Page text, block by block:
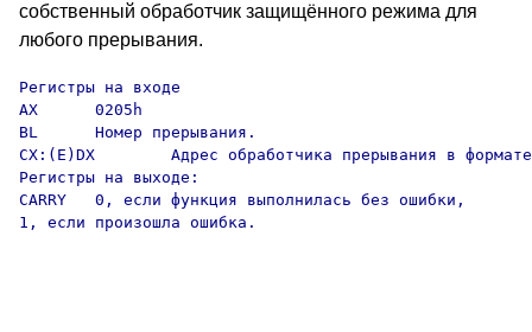
собственный обработчик защищённого режима для
любого прерывания.
Регистры на входе
AX      0205h
BL      Номер прерывания.
CX:(E)DX        Адрес обработчика прерывания в
Регистры на выходе:
CARRY   0, если функция выполнилась без ошибки,
1, если произошла ошибка.